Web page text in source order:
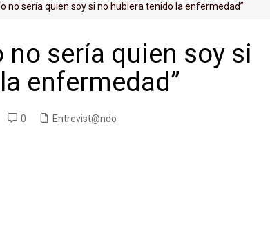
no sería quien soy si no hubiera tenido la enfermedad”
no sería quien soy si
enfermedad”
0 Entrevist@ndo